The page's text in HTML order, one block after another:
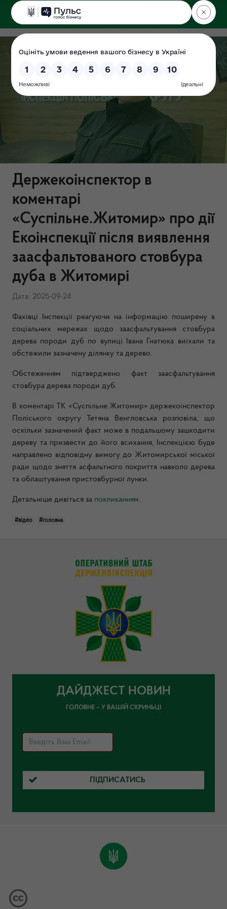
ДЕРЖЕКОІНСПЕКЦІЯ
Поліського округу
Держекоінспектор в
коментарі
«Суспільне.Житомир» про дії
Екоінспекції після виявлення
заасфальтованого стовбура
дуба в Житомирі
Дата: 2025-09-24
Фахівці Інспекції реагуючи на інформацію поширену в
соціальних мережах щодо заасфальтування стовбура
дерева породи дуб по вулиці Івана Гнатюка виїхали та
обстежили зазначену ділянку та дерево.
Обстеженням підтверджено факт заасфальтування
стовбура дерева породи дуб.
В коментарі ТК «Суспільне.Житомир» держекоінспектор
Поліського округу Тетяна Венгловська розповіла, що
оскільки зазначений факт може в подальшому зашкодити
дереву та призвести до його всихання, Інспекцією буде
направлено відповідну вимогу до Житомирської міської
ради щодо зняття асфальтного покриття навколо дерева
та облаштування пристовбурної лунки.
Детальніше дивіться за покликанням.
#відео #головна
ДАЙДЖЕСТ НОВИН
ГОЛОВНЕ – У ВАШІЙ СКРИНЬЦІ
ПІДПИСАТИСЬ